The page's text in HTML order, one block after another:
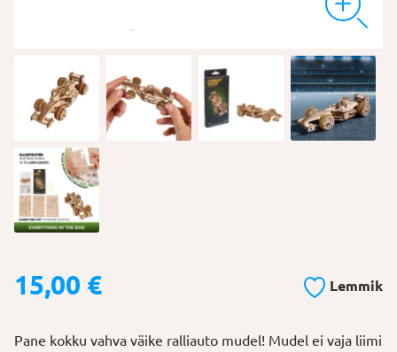
15,00 € Lemmik
Pane kokku vahva väike ralliauto mudel! Mudel ei vaja liimi